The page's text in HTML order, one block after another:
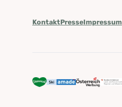
KontaktPresseImpressum